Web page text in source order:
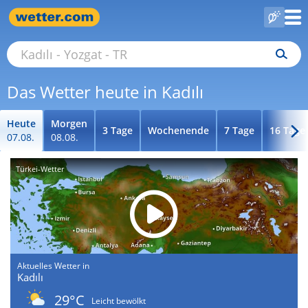
Das Wetter heute in Kadılı
Heute
07.08.
Morgen
08.08.
3 Tage Wochenende 7 Tage 16 Tage
Türkei-Wetter
Aktuelles Wetter in
Kadılı
29°C
Leicht bewölkt